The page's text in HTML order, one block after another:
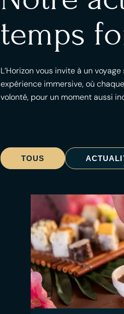
temps
L’Horizon vous invite à un
expérience immersive, où
volonté, pour un moment aussi
TOUS